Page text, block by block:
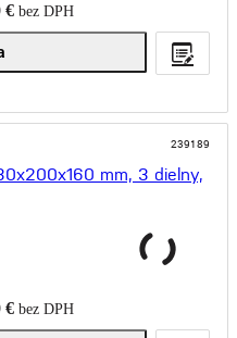
€ bez DPH
239189
mm, 3 dielny,
€ bez DPH